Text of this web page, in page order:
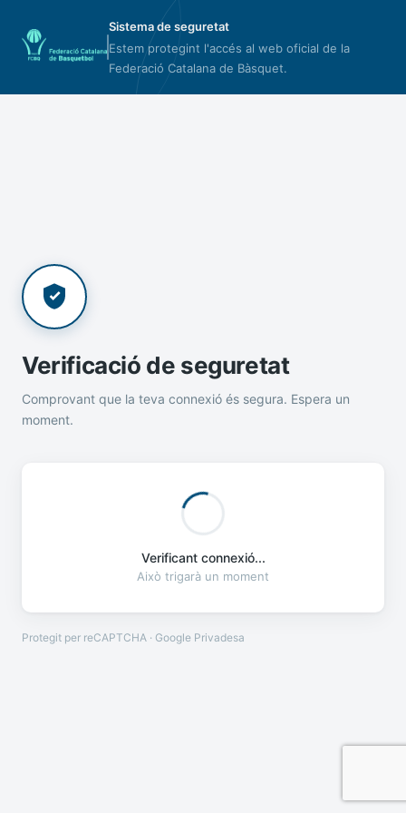
Sistema de seguretat
Estem protegint l'accés al web oficial de la
Federació Catalana de Bàsquet.
Verificació de seguretat
Comprovant que la teva connexió és segura. Espera un
moment.
Verificant connexió...
Això trigarà un moment
Protegit per reCAPTCHA · Google Privadesa